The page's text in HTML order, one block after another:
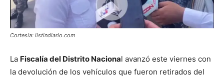
Cortesía: listindiario.com
La Fiscalía del Distrito Nacional avanzó este viernes con
la devolución de los vehículos que fueron retirados del